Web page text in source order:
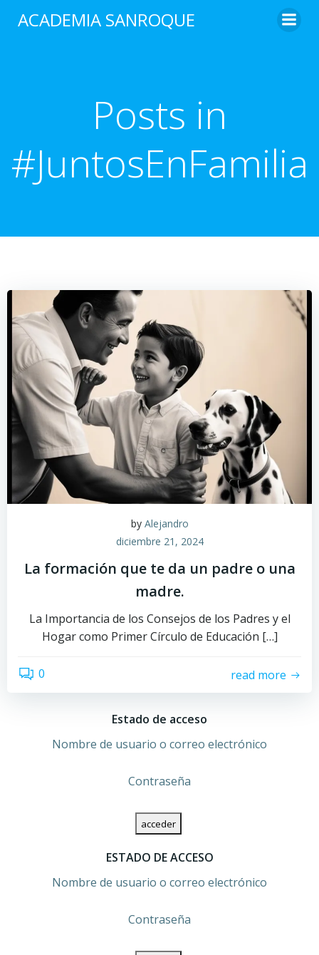
al
ACADEMIA SANROQUE
Posts in
#JuntosEnFamilia
by Alejandro
diciembre 21, 2024
La formación que te da un padre o una
madre.
La Importancia de los Consejos de los Padres y el
Hogar como Primer Círculo de Educación […]
0 read more
Estado de acceso
Nombre de usuario o correo electrónico
Contraseña
ESTADO DE ACCESO
Nombre de usuario o correo electrónico
Contraseña